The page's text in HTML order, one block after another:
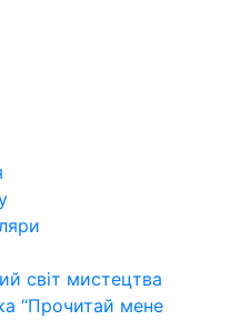
світ мистецтва
“Прочитай мене